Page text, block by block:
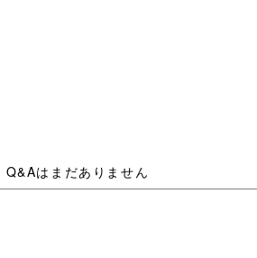
Q&Aはまだありません